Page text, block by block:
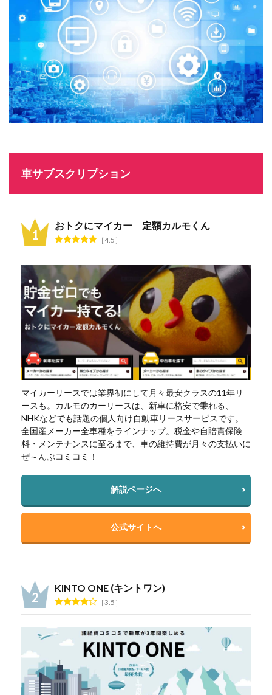
車サブスクリプション
おトクにマイカー 定額カルモくん
4.5
マイカーリースでは業界初にして月々最安クラスの11年リ
ースも。カルモのカーリースは、新車に格安で乗れる、
NHKなどでも話題の個人向け自動車リースサービスです。
全国産メーカー全車種をラインナップ。税金や自賠責保険
料・メンテナンスに至るまで、車の維持費が月々の支払いに
ぜ～んぶコミコミ！
解説ページへ
公式サイトへ
KINTO ONE (キントワン)
3.5